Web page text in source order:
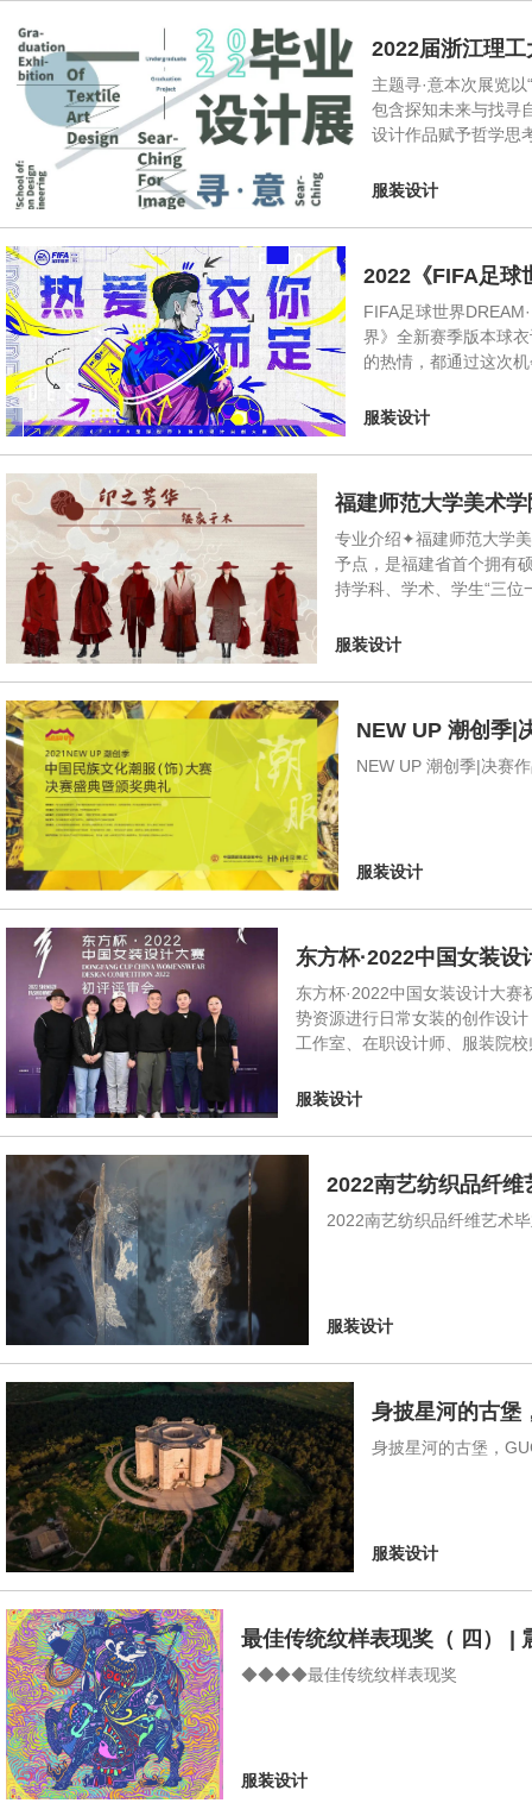
2022届浙江理
主题寻·意本次展览
包含探知未来与找寻
设计作品赋予哲学思
服装设计
2022《FIFA足球
FIFA足球世界
界》全新赛季版本球
的热情，都通过这次
服装设计
福建师范大学美术
专业介绍✦福建师范大学
予点，是福建省首个拥有
持学科、学术、学生“三
服装设计
NEW UP 潮创季|
NEW UP 潮创季|决赛
服装设计
东方杯·2022中国女装
东方杯·2022中国女装设计大
势资源进行日常女装的创作设
工作室、在职设计师、服装院
服装设计
2022南艺纺织品纤
2022南艺纺织品纤维艺术
服装设计
身披星河的古堡
身披星河的古堡，
服装设计
最佳传统纹样表现奖（ 四） |
◆◆◆◆最佳传统纹样表现奖
服装设计